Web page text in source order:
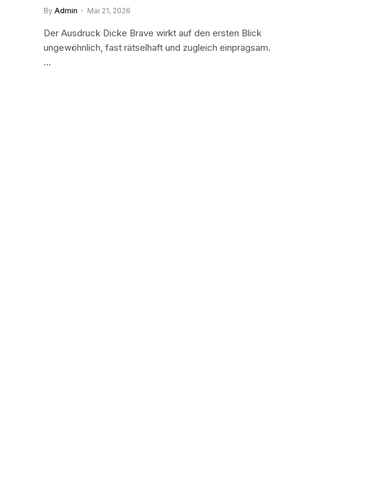
By Admin Mai 21, 2026
Der Ausdruck Dicke Brave wirkt auf den ersten Blick
ungewöhnlich, fast rätselhaft und zugleich einprägsam.
…